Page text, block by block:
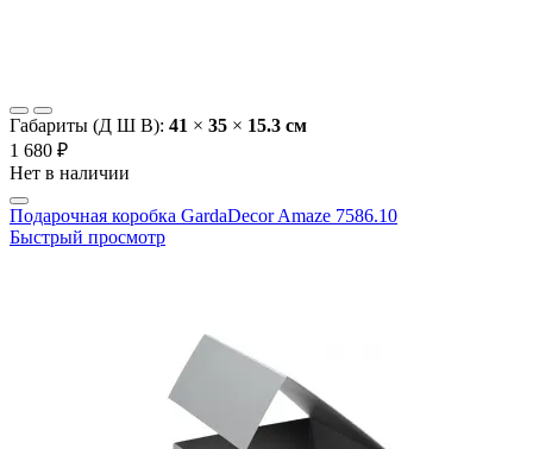
Габариты (Д Ш В): 41 × 35 × 15.3 cм
1 680 ₽
Нет в наличии
Подарочная коробка GardaDecor Amaze 7586.10
Быстрый просмотр